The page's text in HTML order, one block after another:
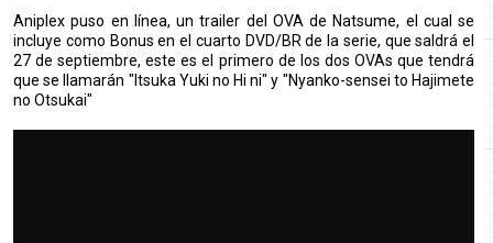
Aniplex puso en línea, un trailer del OVA de Natsume, el cual se
incluye como Bonus en el cuarto DVD/BR de la serie, que saldrá el
27 de septiembre, este es el primero de los dos OVAs que tendrá
que se llamarán "Itsuka Yuki no Hi ni" y "Nyanko-sensei to Hajimete
no Otsukai"